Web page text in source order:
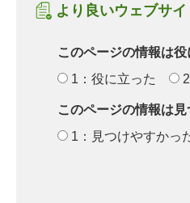
より良いウェブサ
このページの情報は
1：役に立った
このページの情報は
1：見つけやすかっ